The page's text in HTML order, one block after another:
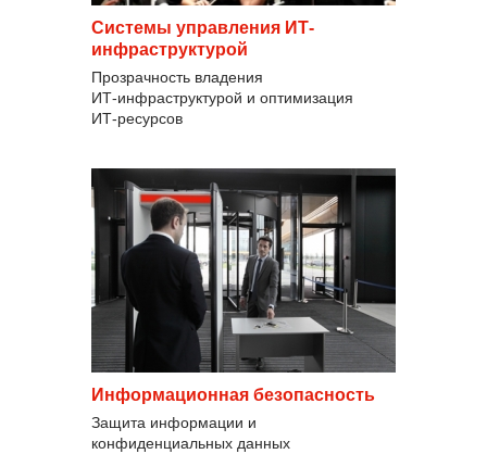
Системы управления ИТ-
инфраструктурой
Прозрачность владения
ИТ‑инфраструктурой и оптимизация
ИТ‑ресурсов
Информационная безопасность
Защита информации и
конфиденциальных данных